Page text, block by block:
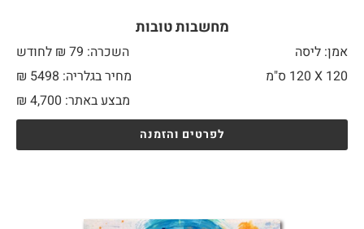
מחשבות טובות
אמן: ליסה
השכרה: 79 ₪ לחודש
120 X
מחיר בגלריה: 5498 ₪
מבצע באתר:
₪ 4,700
לפרטים והזמנה